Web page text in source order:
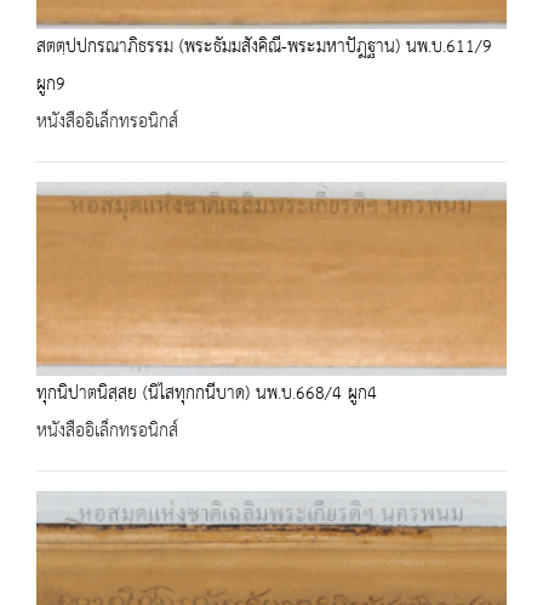
สตตฺปปกรณาภิธรรม (พระธัมมสังคิณี-พระมหาปัฎฐาน) นพ.บ.611/9
ผูก9
หนังสืออิเล็กทรอนิกส์
ทุกนิปาตนิสฺสย (นิไสทุกกนีบาด) นพ.บ.668/4 ผูก4
หนังสืออิเล็กทรอนิกส์